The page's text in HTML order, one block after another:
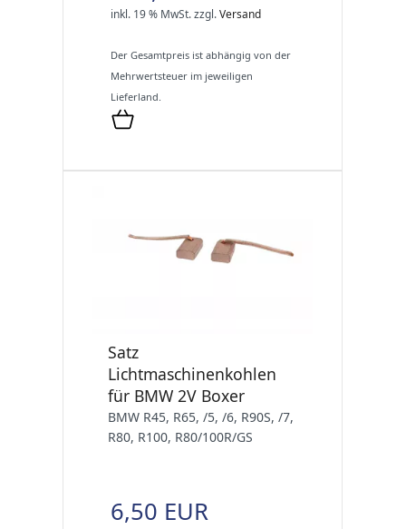
inkl. 19 % MwSt.zzgl.Versand
Der Gesamtpreis ist abhängig von der
Mehrwertsteuer im jeweiligen
Lieferland.
Satz
Lichtmaschinenkohlen
für BMW 2V Boxer
BMW R45, R65, /5, /6, R90S, /7,
R80, R100, R80/100R/GS
6,50 EUR